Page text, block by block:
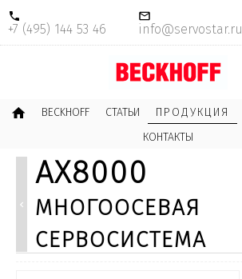
+7 (495) 144 53 46 info@servostar.ru
BECKHOFF ПРОДУКЦИЯ
СТАТЬИ
КОНТАКТЫ
AX8000
многоосевая
сервосистема